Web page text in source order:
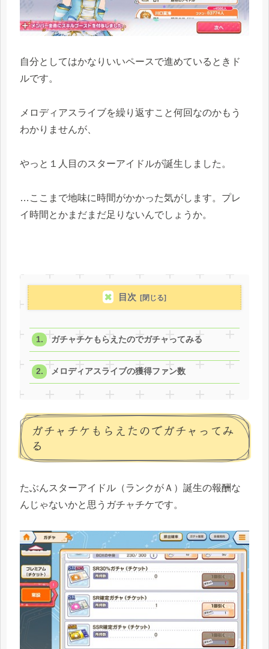
自分としてはかなりいいペースで進めているときド
ルです。
メロディアスライブを繰り返すこと何回なのかもう
わかりませんが、
やっと１人目のスターアイドルが誕生しました。
…ここまで地味に時間がかかった気がします。プレ
イ時間とかまだまだ足りないんでしょうか。
目次
ガチャチケもらえたのでガチャってみる
メロディアスライブの獲得ファン数
ガチャチケもらえたのでガチャってみ
る
たぶんスターアイドル（ランクがＡ）誕生の報酬な
んじゃないかと思うガチャチケです。